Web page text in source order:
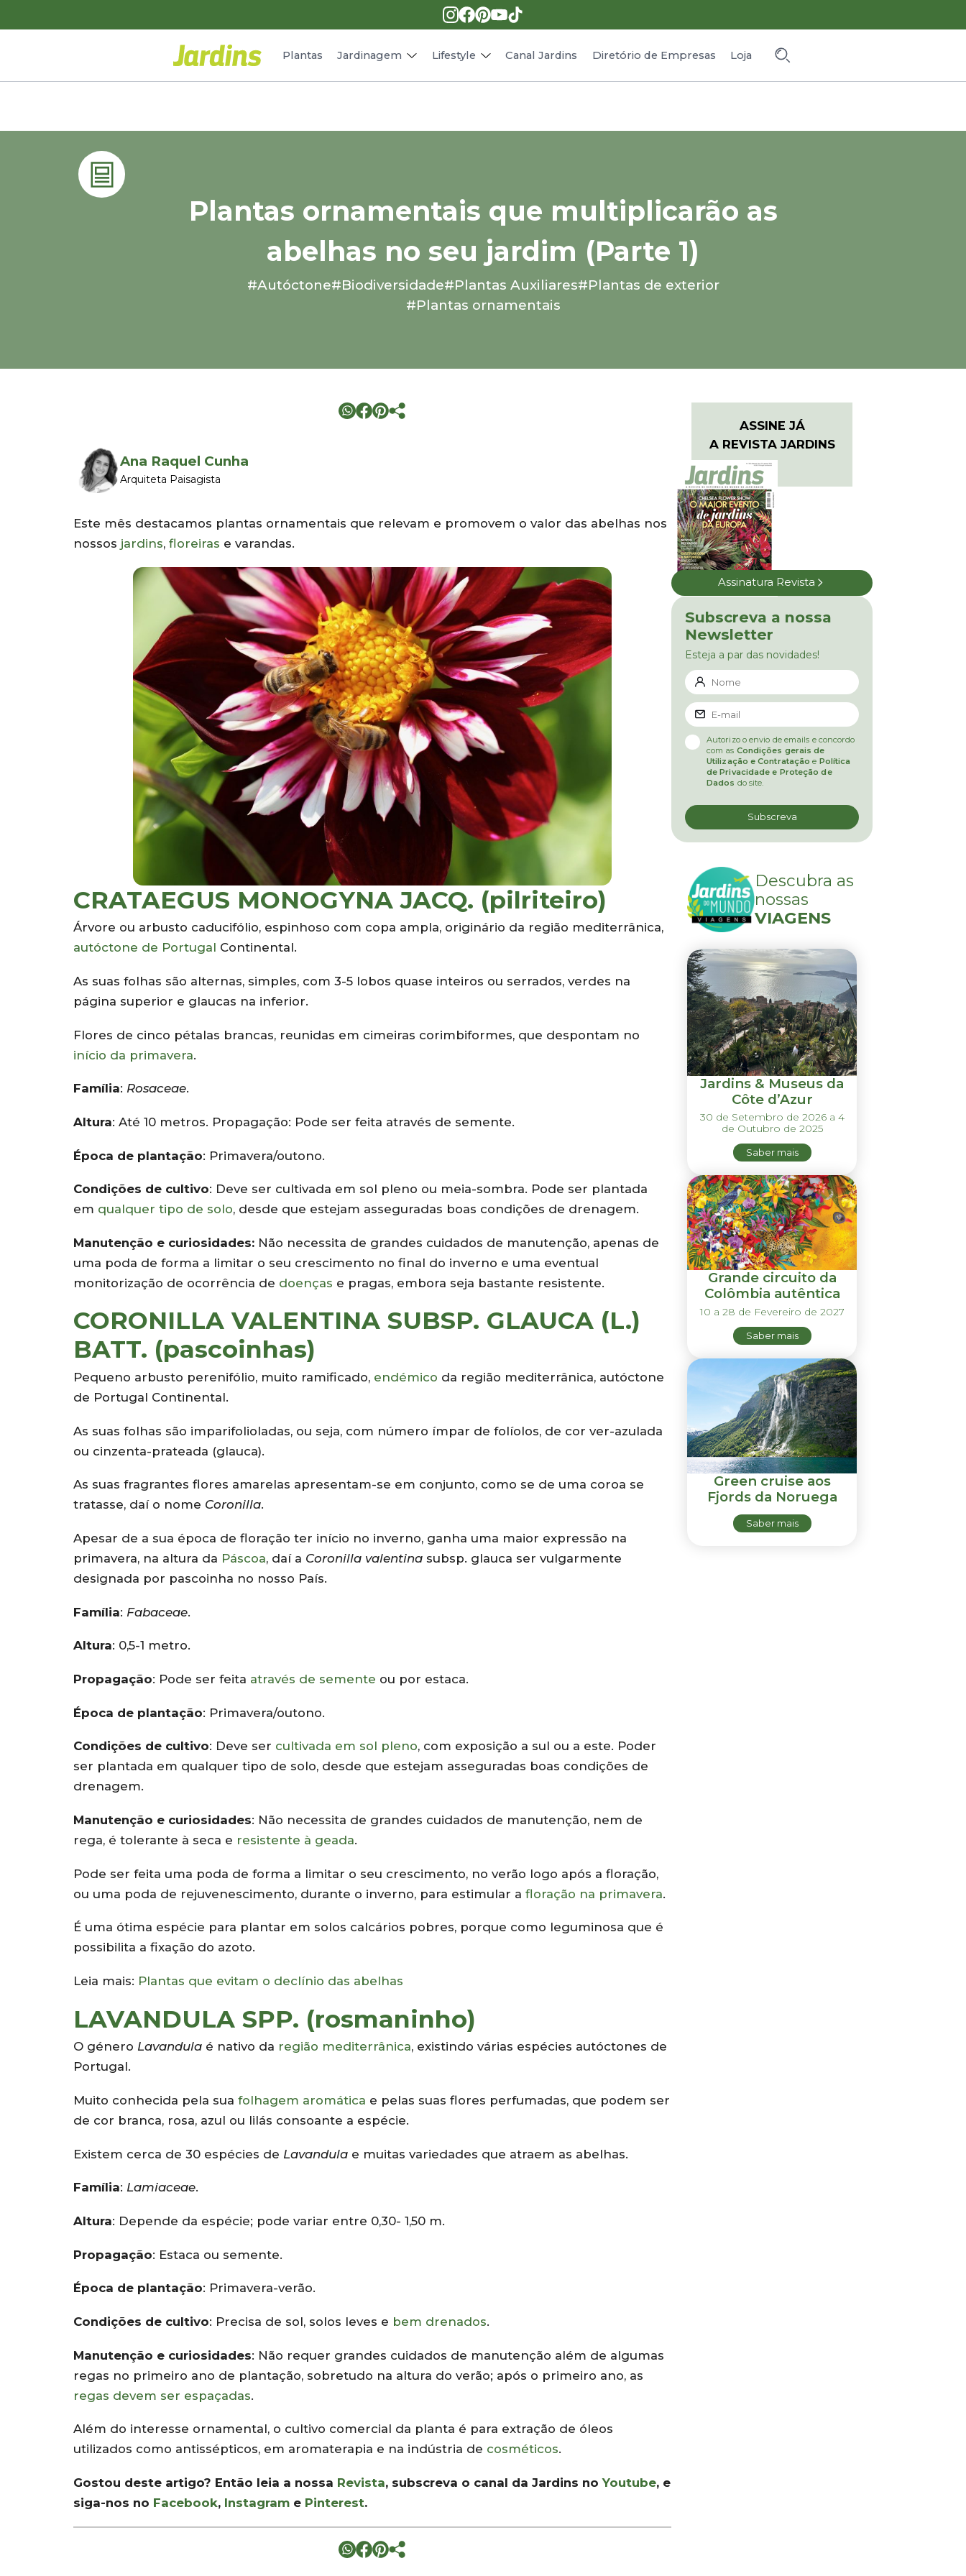
Plantas Jardinagem Lifestyle
Receitas
Canal Jardins Diretório de Empresas Loja
Plantas ornamentais que multiplicarão as
abelhas no seu jardim (Parte 1)
#Autóctone#Biodiversidade#Plantas Auxiliares#Plantas de exterior
#Plantas ornamentais
Ana Raquel Cunha
Arquiteta Paisagista
Este mês destacamos plantas ornamentais que relevam e promovem o valor das abelhas nos
nossos jardins, floreiras e varandas.
CRATAEGUS MONOGYNA JACQ. (pilriteiro)
Árvore ou arbusto caducifólio, espinhoso com copa ampla, originário da região mediterrânica,
autóctone de Portugal Continental.
As suas folhas são alternas, simples, com 3-5 lobos quase inteiros ou serrados, verdes na
página superior e glaucas na inferior.
Flores de cinco pétalas brancas, reunidas em cimeiras corimbiformes, que despontam no
início da primavera.
Família: Rosaceae.
Altura: Até 10 metros. Propagação: Pode ser feita através de semente.
Época de plantação: Primavera/outono.
Condições de cultivo: Deve ser cultivada em sol pleno ou meia-sombra. Pode ser plantada
em qualquer tipo de solo, desde que estejam asseguradas boas condições de drenagem.
Manutenção e curiosidades: Não necessita de grandes cuidados de manutenção, apenas de
uma poda de forma a limitar o seu crescimento no final do inverno e uma eventual
monitorização de ocorrência de doenças e pragas, embora seja bastante resistente.
CORONILLA VALENTINA SUBSP. GLAUCA (L.)
BATT. (pascoinhas)
Pequeno arbusto perenifólio, muito ramificado, endémico da região mediterrânica, autóctone
de Portugal Continental.
As suas folhas são imparifolioladas, ou seja, com número ímpar de folíolos, de cor ver-azulada
ou cinzenta-prateada (glauca).
As suas fragrantes flores amarelas apresentam-se em conjunto, como se de uma coroa se
tratasse, daí o nome Coronilla.
Apesar de a sua época de floração ter início no inverno, ganha uma maior expressão na
primavera, na altura da Páscoa, daí a Coronilla valentina subsp. glauca ser vulgarmente
designada por pascoinha no nosso País.
Família: Fabaceae.
Altura: 0,5-1 metro.
Propagação: Pode ser feita através de semente ou por estaca.
Época de plantação: Primavera/outono.
Condições de cultivo: Deve ser cultivada em sol pleno, com exposição a sul ou a este. Poder
ser plantada em qualquer tipo de solo, desde que estejam asseguradas boas condições de
drenagem.
Manutenção e curiosidades: Não necessita de grandes cuidados de manutenção, nem de
rega, é tolerante à seca e resistente à geada.
Pode ser feita uma poda de forma a limitar o seu crescimento, no verão logo após a floração,
ou uma poda de rejuvenescimento, durante o inverno, para estimular a floração na primavera.
É uma ótima espécie para plantar em solos calcários pobres, porque como leguminosa que é
possibilita a fixação do azoto.
Leia mais: Plantas que evitam o declínio das abelhas
LAVANDULA SPP. (rosmaninho)
O género Lavandula é nativo da região mediterrânica, existindo várias espécies autóctones de
Portugal.
Muito conhecida pela sua folhagem aromática e pelas suas flores perfumadas, que podem ser
de cor branca, rosa, azul ou lilás consoante a espécie.
Existem cerca de 30 espécies de Lavandula e muitas variedades que atraem as abelhas.
Família: Lamiaceae.
Altura: Depende da espécie; pode variar entre 0,30- 1,50 m.
Propagação: Estaca ou semente.
Época de plantação: Primavera-verão.
Condições de cultivo: Precisa de sol, solos leves e bem drenados.
Manutenção e curiosidades: Não requer grandes cuidados de manutenção além de algumas
regas no primeiro ano de plantação, sobretudo na altura do verão; após o primeiro ano, as
regas devem ser espaçadas.
Além do interesse ornamental, o cultivo comercial da planta é para extração de óleos
utilizados como antissépticos, em aromaterapia e na indústria de cosméticos.
Gostou deste artigo? Então leia a nossa Revista, subscreva o canal da Jardins noYoutube, e
siga-nos no Facebook, Instagram e Pinterest.
ASSINE JÁ
A REVISTA JARDINS
Assinatura Revista
Subscreva a nossa
Newsletter
Esteja a par das novidades!
Autorizo o envio de emails e concordo
com as Condições gerais de
Utilização e Contratação e Política
de Privacidade e Proteção de
Dados do site.
Descubra as
nossas
VIAGENS
Jardins & Museus da
Côte d’Azur
30 de Setembro de 2026 a 4
de Outubro de 2025
Saber mais
Grande circuito da
Colômbia autêntica
10 a 28 de Fevereiro de 2027
Saber mais
Green cruise aos
Fjords da Noruega
Saber mais